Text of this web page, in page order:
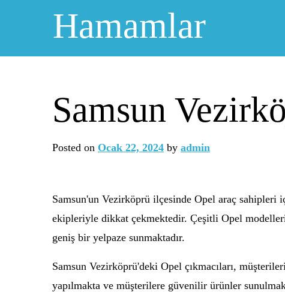
Hamamlar
Samsun
Posted on Ocak 22, 2024 by admin
Samsun'un Vezirköprü ilçesinde Opel araç sahipleri
ekipleriyle dikkat çekmektedir. Çeşitli Opel
geniş bir yelpaze sunmaktadır.
Samsun Vezirköprü'deki Opel çıkmacıları,
yapılmakta ve müşterilere güvenilir ürünler